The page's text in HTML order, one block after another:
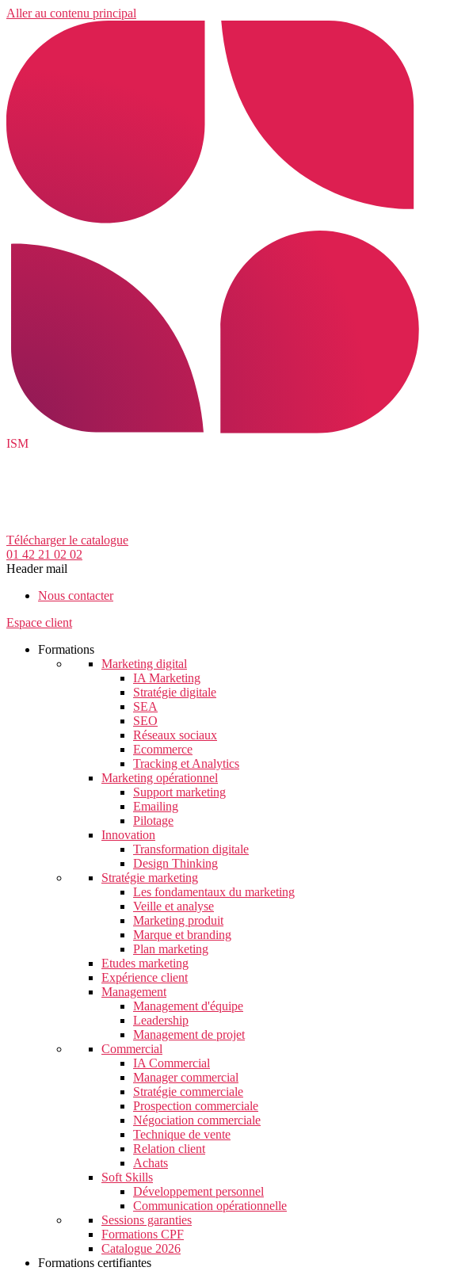
Aller au contenu principal
ISM
Télécharger le catalogue
01 42 21 02 02
Header mail
Nous contacter
Espace client
Formations
Marketing digital
IA Marketing
Stratégie digitale
SEA
SEO
Réseaux sociaux
Ecommerce
Tracking et Analytics
Marketing opérationnel
Support marketing
Emailing
Pilotage
Innovation
Transformation digitale
Design Thinking
Stratégie marketing
Les fondamentaux du marketing
Veille et analyse
Marketing produit
Marque et branding
Plan marketing
Etudes marketing
Expérience client
Management
Management d'équipe
Leadership
Management de projet
Commercial
IA Commercial
Manager commercial
Stratégie commerciale
Prospection commerciale
Négociation commerciale
Technique de vente
Relation client
Achats
Soft Skills
Développement personnel
Communication opérationnelle
Sessions garanties
Formations CPF
Catalogue 2026
Formations certifiantes